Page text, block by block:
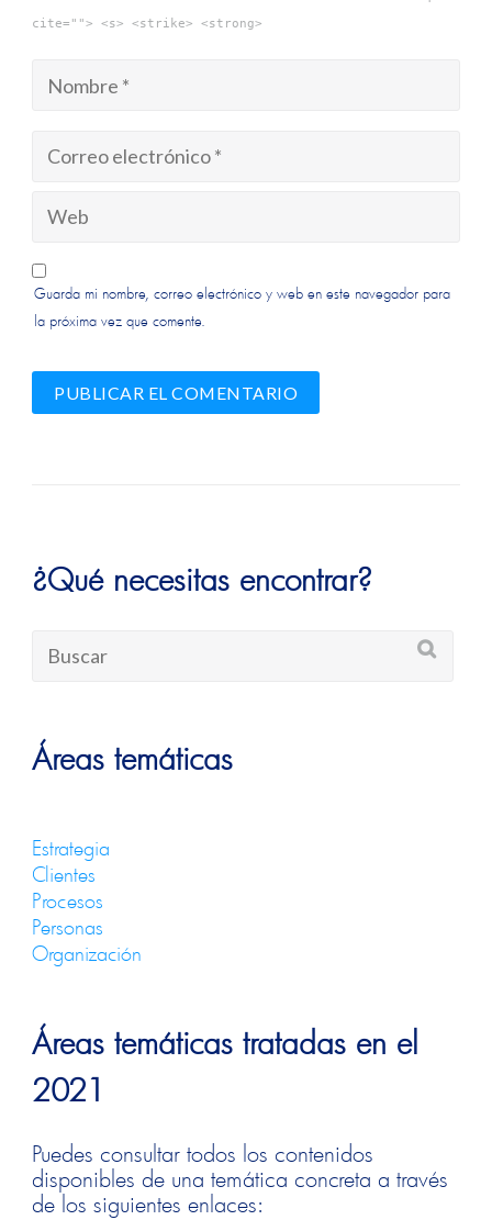
cite=""> <s> <strike> <strong>
Guarda mi nombre, correo electrónico y web en este navegador para
la próxima vez que comente.
¿Qué necesitas encontrar?
Áreas temáticas
Estrategia
Clientes
Procesos
Personas
Organización
Áreas temáticas tratadas en el
2021
Puedes consultar todos los contenidos
disponibles de una temática concreta a través
de los siguientes enlaces: